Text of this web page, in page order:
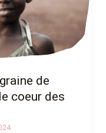
de
coeur des